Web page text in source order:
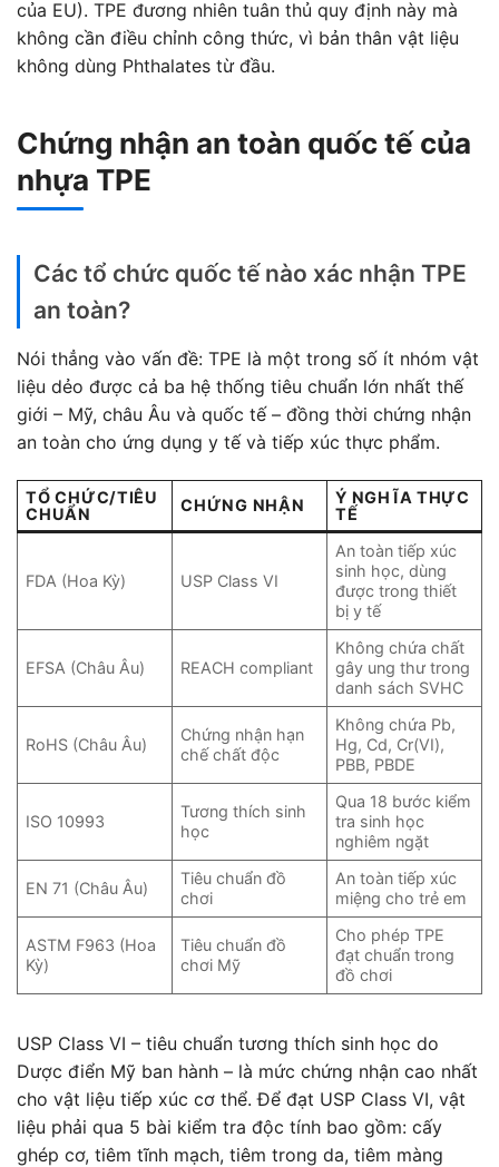
của EU). TPE đương nhiên tuân thủ quy định này mà
không cần điều chỉnh công thức, vì bản thân vật liệu
không dùng Phthalates từ đầu.
Chứng nhận an toàn quốc tế của
nhựa TPE
Các tổ chức quốc tế nào xác nhận TPE
an toàn?
Nói thẳng vào vấn đề: TPE là một trong số ít nhóm vật
liệu dẻo được cả ba hệ thống tiêu chuẩn lớn nhất thế
giới – Mỹ, châu Âu và quốc tế – đồng thời chứng nhận
an toàn cho ứng dụng y tế và tiếp xúc thực phẩm.
TỔ CHỨC/TIÊU
CHUẨN
CHỨNG NHẬN
Ý NGHĨA THỰC
TẾ
FDA (Hoa Kỳ) USP Class VI
An toàn tiếp xúc
sinh học, dùng
được trong thiết
bị y tế
EFSA (Châu Âu) REACH compliant
Không chứa chất
gây ung thư trong
danh sách SVHC
RoHS (Châu Âu)
Chứng nhận hạn
chế chất độc
Không chứa Pb,
Hg, Cd, Cr(VI),
PBB, PBDE
ISO 10993
Tương thích sinh
học
Qua 18 bước kiểm
tra sinh học
nghiêm ngặt
EN 71 (Châu Âu)
Tiêu chuẩn đồ
chơi
An toàn tiếp xúc
miệng cho trẻ em
ASTM F963 (Hoa
Kỳ)
Tiêu chuẩn đồ
chơi Mỹ
Cho phép TPE
đạt chuẩn trong
đồ chơi
USP Class VI – tiêu chuẩn tương thích sinh học do
Dược điển Mỹ ban hành – là mức chứng nhận cao nhất
cho vật liệu tiếp xúc cơ thể. Để đạt USP Class VI, vật
liệu phải qua 5 bài kiểm tra độc tính bao gồm: cấy
ghép cơ, tiêm tĩnh mạch, tiêm trong da, tiêm màng